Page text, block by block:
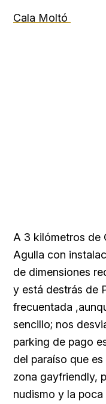
Cala Moltó
A 3 kilómetros de
Agulla con
de dimensiones
y está destrás de
frecuentada
sencillo; nos
parking de pago
del paraíso que
zona gayfriendly,
nudismo y la